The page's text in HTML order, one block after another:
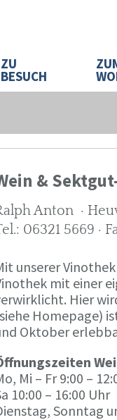
ZU
BESUCH
&
Anton ·
06321 5669 ·
unserer
mit einer
Hier
Homepage)
Oktober
Mi – Fr 9:00 –
10:00 – 16:00 Uhr
Sonntag